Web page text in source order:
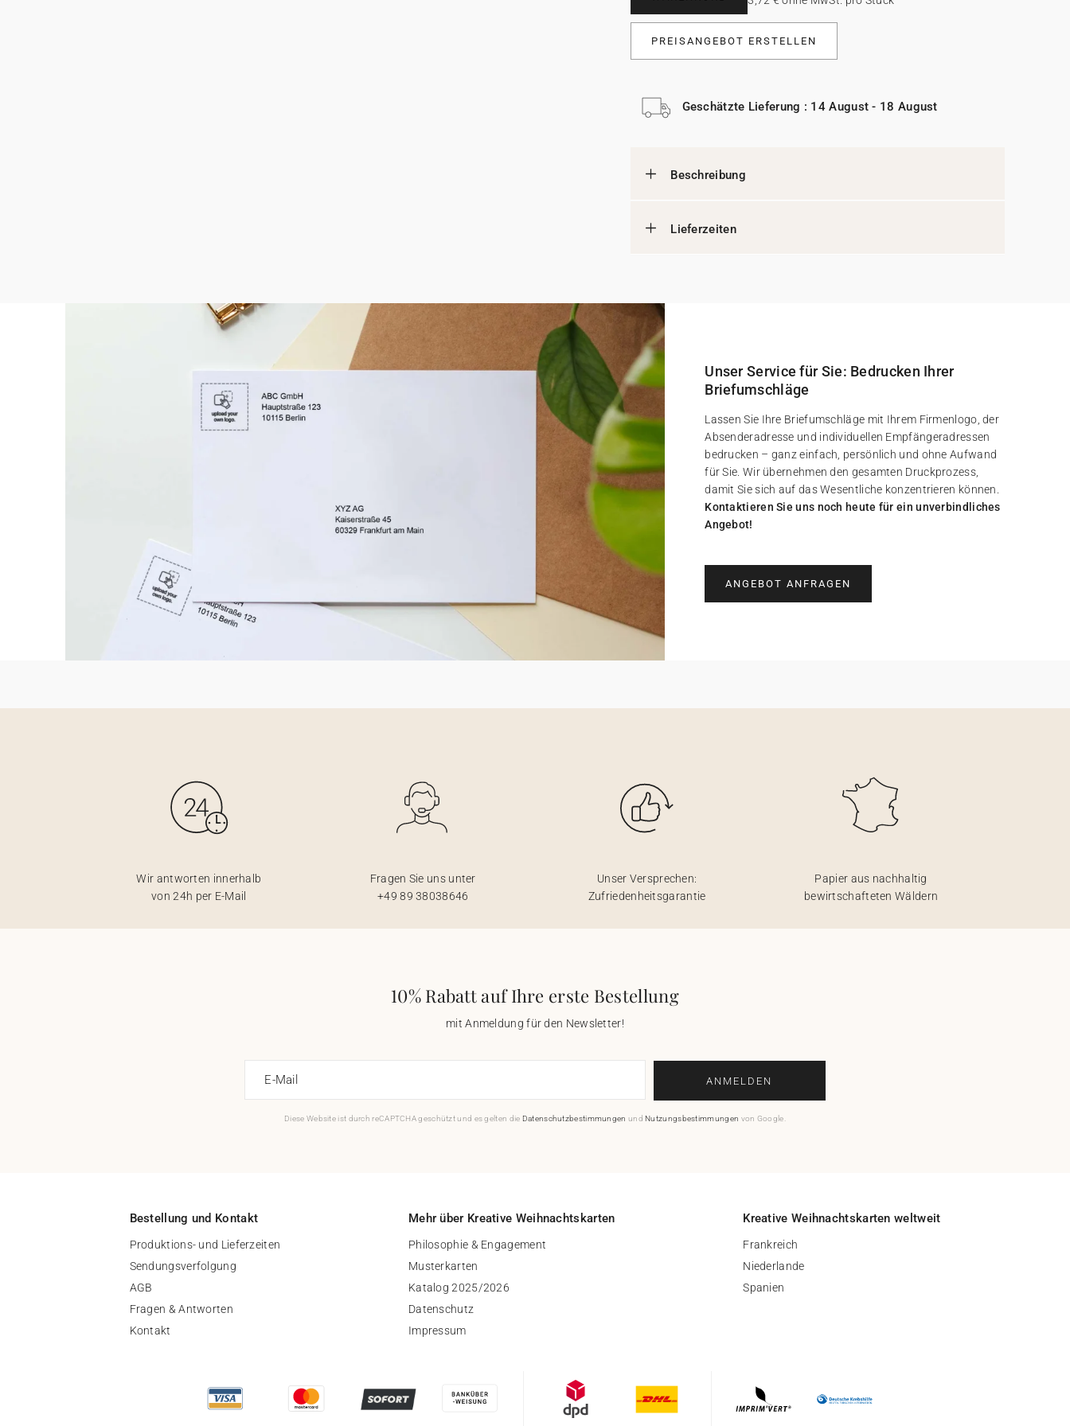
PREISANGEBOT ERSTELLEN
Geschätzte Lieferung : 14 August - 18 August
Beschreibung
Lieferzeiten
Unser Service für Sie: Bedrucken Ihrer
Briefumschläge
Lassen Sie Ihre Briefumschläge mit Ihrem Firmenlogo, der
Absenderadresse und individuellen Empfängeradressen
bedrucken – ganz einfach, persönlich und ohne Aufwand
für Sie. Wir übernehmen den gesamten Druckprozess,
damit Sie sich auf das Wesentliche konzentrieren können.
Kontaktieren Sie uns noch heute für ein unverbindliches
Angebot!
ANGEBOT ANFRAGEN
Wir antworten innerhalb
von 24h per E-Mail
Fragen Sie uns unter
+49 89 38038646
Unser Versprechen:
Zufriedenheitsgarantie
Papier aus nachhaltig
bewirtschafteten Wäldern
10% Rabatt auf Ihre erste Bestellung
mit Anmeldung für den Newsletter!
E-Mail ANMELDEN
Diese Website ist durch reCAPTCHA geschützt und es gelten die Datenschutzbestimmungen und Nutzungsbestimmungen von Google.
Bestellung und Kontakt
Produktions- und Lieferzeiten
Sendungsverfolgung
AGB
Fragen & Antworten
Kontakt
Mehr über Kreative Weihnachtskarten
Philosophie & Engagement
Musterkarten
Katalog 2025/2026
Datenschutz
Impressum
Kreative Weihnachtskarten weltweit
Frankreich
Niederlande
Spanien